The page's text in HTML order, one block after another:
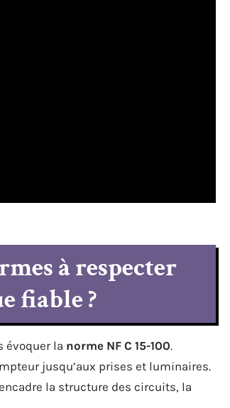
à respecter
fiable ?
évoquer la norme NF C 15-100.
jusqu’aux prises et luminaires.
la structure des circuits, la